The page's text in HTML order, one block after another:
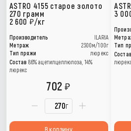
ASTRO 4155 старое золото
270 грамм
2 600
/кг
Производитель
ILARIA
Метраж
2300м/100г
Тип пряжи
люрекс
Состав 86% ацетилцеллюлоза, 14%
люрекс
г
702
В корзину
3
Тип
Состав